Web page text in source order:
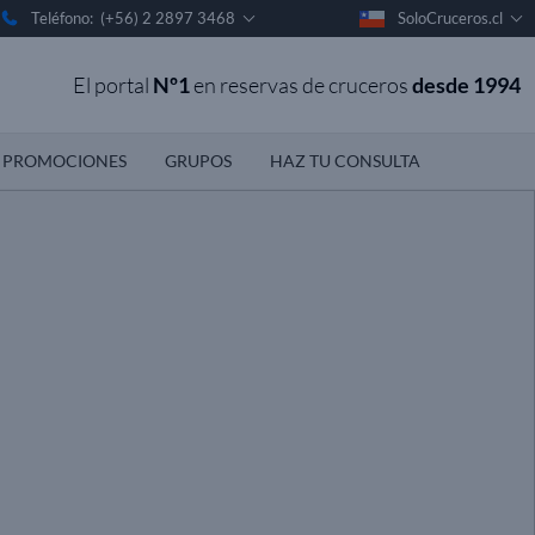
Teléfono: (+56) 2 2897 3468 SoloCruceros.cl
El portal Nº1en reservas de crucerosdesde 1994
PROMOCIONES GRUPOS HAZ TU CONSULTA